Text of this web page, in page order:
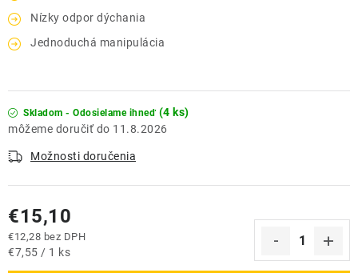
Nízky odpor dýchania
Jednoduchá manipulácia
Skladom - Odosielame ihneď (4 ks)
11.8.2026
Možnosti doručenia
€15,10
€12,28 bez DPH
Jednotková cena:
€7,55 / 1 ks